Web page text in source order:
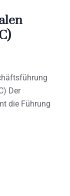
Der
die Führung